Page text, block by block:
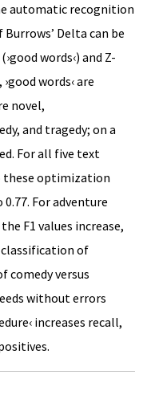
automatic recognition
Delta can be
words‹) and Z-
words‹ are
novel,
and tragedy; on a
For all five text
these optimization
For adventure
F1 values increase,
classification of
comedy versus
without errors
increases recall,